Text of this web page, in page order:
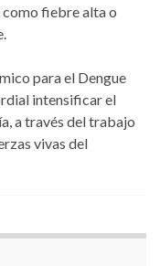
como fiebre alta o
para el Dengue
intensificar el
a través del trabajo
vivas del